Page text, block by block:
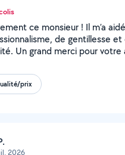
ce monsieur ! Il m’a
de gentillesse
Un grand merci pour votre
prix
2026